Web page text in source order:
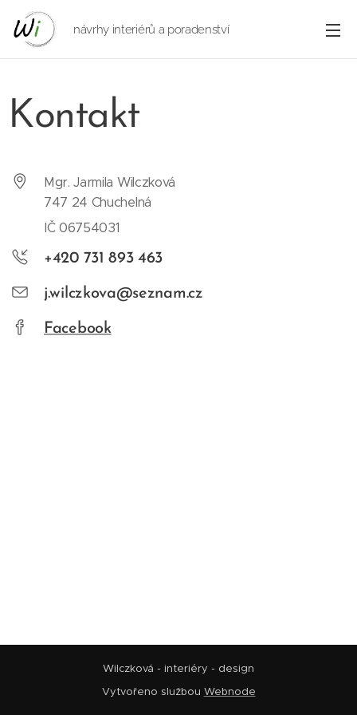
návrhy interiérů a poradenství
Kontakt
Mgr. Jarmila Wilczková
747 24 Chuchelná
IČ 06754031
+420 731 893 463
j.wilczkova@seznam.cz
Facebook
Wilczková - interiéry - design
Vytvořeno službou Webnode